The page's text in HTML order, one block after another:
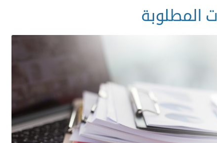
المطلوبة